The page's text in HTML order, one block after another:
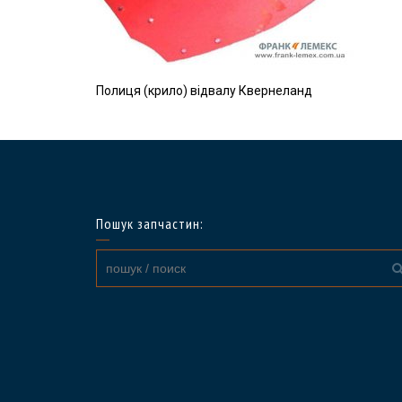
Полиця (крило) відвалу Квернеланд
Пошук запчастин: